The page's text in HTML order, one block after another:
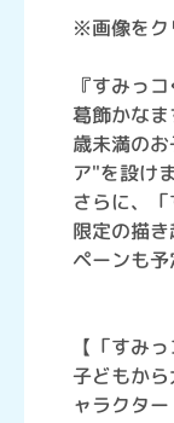
※画像をク
『すみっ
葛飾かな
歳未満の
ア"を設け
さらに、
限定の描
ペーンも予
【「すみ
子どもか
ャラクタ